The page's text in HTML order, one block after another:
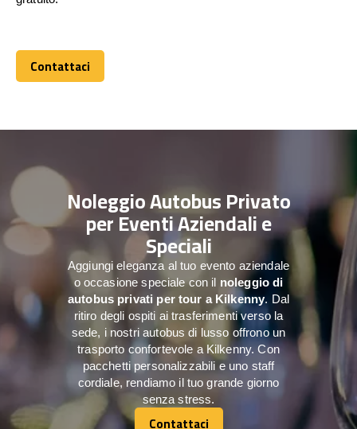
Contattaci
Contattaci
Noleggio Autobus Privato
per Eventi Aziendali e
Speciali
Aggiungi eleganza al tuo evento aziendale
o occasione speciale con il noleggio di
autobus privati per tour a Kilkenny. Dal
ritiro degli ospiti ai trasferimenti verso la
sede, i nostri autobus di lusso offrono un
trasporto confortevole a Kilkenny. Con
pacchetti personalizzabili e uno staff
cordiale, rendiamo il tuo grande giorno
senza stress.
Contattaci